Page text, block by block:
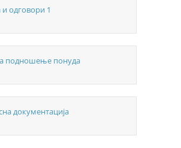
одговори 1
подношење понуда
документација